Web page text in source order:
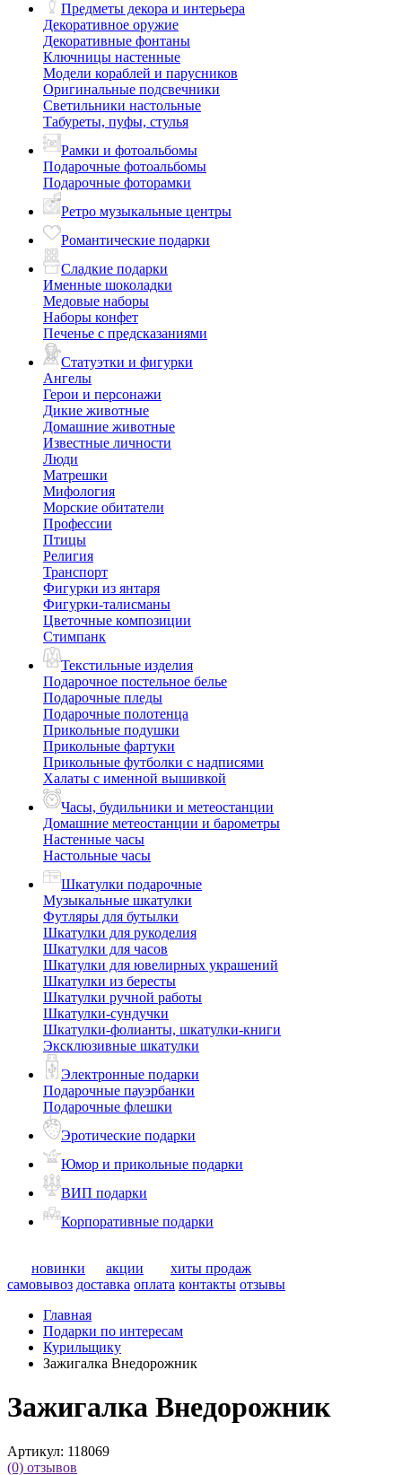
Предметы декора и интерьера
Декоративное оружие
Декоративные фонтаны
Ключницы настенные
Модели кораблей и парусников
Оригинальные подсвечники
Светильники настольные
Табуреты, пуфы, стулья
Рамки и фотоальбомы
Подарочные фотоальбомы
Подарочные фоторамки
Ретро музыкальные центры
Романтические подарки
Сладкие подарки
Именные шоколадки
Медовые наборы
Наборы конфет
Печенье с предсказаниями
Статуэтки и фигурки
Ангелы
Герои и персонажи
Дикие животные
Домашние животные
Известные личности
Люди
Матрешки
Мифология
Морские обитатели
Профессии
Птицы
Религия
Транспорт
Фигурки из янтаря
Фигурки-талисманы
Цветочные композиции
Стимпанк
Текстильные изделия
Подарочное постельное белье
Подарочные пледы
Подарочные полотенца
Прикольные подушки
Прикольные фартуки
Прикольные футболки с надписями
Халаты с именной вышивкой
Часы, будильники и метеостанции
Домашние метеостанции и барометры
Настенные часы
Настольные часы
Шкатулки подарочные
Музыкальные шкатулки
Футляры для бутылки
Шкатулки для рукоделия
Шкатулки для часов
Шкатулки для ювелирных украшений
Шкатулки из бересты
Шкатулки ручной работы
Шкатулки-сундучки
Шкатулки-фолианты, шкатулки-книги
Эксклюзивные шкатулки
Электронные подарки
Подарочные пауэрбанки
Подарочные флешки
Эротические подарки
Юмор и прикольные подарки
ВИП подарки
Корпоративные подарки
новинки акции
хиты продаж
самовывоз доставка оплата контакты отзывы
Главная
Подарки по интересам
Курильщику
Зажигалка Внедорожник
Зажигалка Внедорожник
Артикул: 118069
(0) отзывов